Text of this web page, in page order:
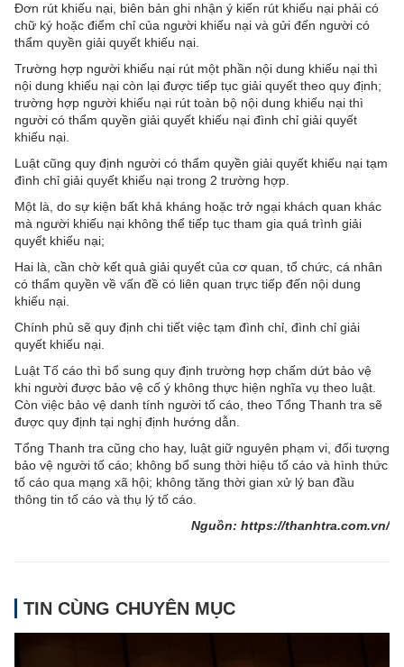
Đơn rút khiếu nại, biên bản ghi nhận ý kiến rút khiếu nại phải có
chữ ký hoặc điểm chỉ của người khiếu nại và gửi đến người có
thẩm quyền giải quyết khiếu nại.
Trường hợp người khiếu nại rút một phần nội dung khiếu nại thì
nội dung khiếu nại còn lại được tiếp tục giải quyết theo quy định;
trường hợp người khiếu nại rút toàn bộ nội dung khiếu nại thì
người có thẩm quyền giải quyết khiếu nại đình chỉ giải quyết
khiếu nại.
Luật cũng quy định người có thẩm quyền giải quyết khiếu nại tạm
đình chỉ giải quyết khiếu nại trong 2 trường hợp.
Một là, do sự kiện bất khả kháng hoặc trở ngại khách quan khác
mà người khiếu nại không thể tiếp tục tham gia quá trình giải
quyết khiếu nại;
Hai là, cần chờ kết quả giải quyết của cơ quan, tổ chức, cá nhân
có thẩm quyền về vấn đề có liên quan trực tiếp đến nội dung
khiếu nại.
Chính phủ sẽ quy định chi tiết việc tạm đình chỉ, đình chỉ giải
quyết khiếu nại.
Luật Tố cáo thì bổ sung quy định trường hợp chấm dứt bảo vệ
khi người được bảo vệ cố ý không thực hiện nghĩa vụ theo luật.
Còn việc bảo vệ danh tính người tố cáo, theo Tổng Thanh tra sẽ
được quy định tại nghị định hướng dẫn.
Tổng Thanh tra cũng cho hay, luật giữ nguyên phạm vi, đối tượng
bảo vệ người tố cáo; không bổ sung thời hiệu tố cáo và hình thức
tố cáo qua mạng xã hội; không tăng thời gian xử lý ban đầu
thông tin tố cáo và thụ lý tố cáo.
Nguồn: https://thanhtra.com.vn/
TIN CÙNG CHUYÊN MỤC